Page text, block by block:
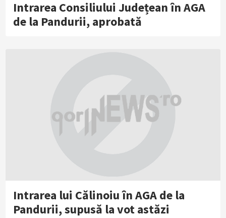
Intrarea Consiliului Județean în AGA
de la Pandurii, aprobată
Intrarea lui Călinoiu în AGA de la
Pandurii, supusă la vot astăzi